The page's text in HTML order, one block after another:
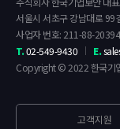
서울시 서초구 강남대로 99
사업자 번호: 211-88-20394
T.02-549-9430 E.
Copyright © 2022 한국기
고객지원